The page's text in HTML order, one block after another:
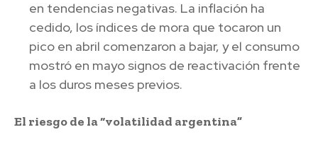
en tendencias negativas. La inflación ha
cedido, los índices de mora que tocaron un
pico en abril comenzaron a bajar, y el consumo
mostró en mayo signos de reactivación frente
a los duros meses previos.
El riesgo de la “volatilidad argentina”